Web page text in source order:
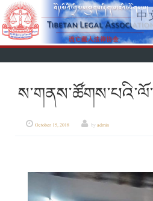
中
October 15, 2018 by admin